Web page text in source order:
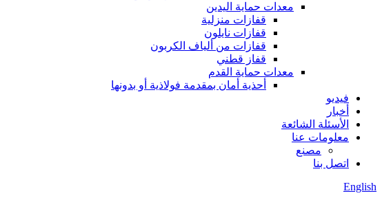
معدات حماية اليدين
قفازات منزلية
قفازات نايلون
قفازات من ألياف الكربون
قفاز قطني
معدات حماية القدم
أحذية أمان بمقدمة فولاذية أو بدونها
فيديو
أخبار
الأسئلة الشائعة
معلومات عنا
مصنع
اتصل بنا
English